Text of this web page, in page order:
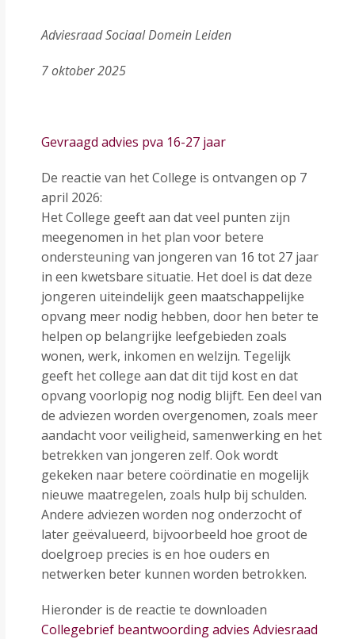
Adviesraad Sociaal Domein Leiden
7 oktober 2025
Gevraagd advies pva 16-27 jaar
De reactie van het College is ontvangen op 7
april 2026:
Het College geeft aan dat veel punten zijn
meegenomen in het plan voor betere
ondersteuning van jongeren van 16 tot 27 jaar
in een kwetsbare situatie. Het doel is dat deze
jongeren uiteindelijk geen maatschappelijke
opvang meer nodig hebben, door hen beter te
helpen op belangrijke leefgebieden zoals
wonen, werk, inkomen en welzijn. Tegelijk
geeft het college aan dat dit tijd kost en dat
opvang voorlopig nog nodig blijft. Een deel van
de adviezen worden overgenomen, zoals meer
aandacht voor veiligheid, samenwerking en het
betrekken van jongeren zelf. Ook wordt
gekeken naar betere coördinatie en mogelijk
nieuwe maatregelen, zoals hulp bij schulden.
Andere adviezen worden nog onderzocht of
later geëvalueerd, bijvoorbeeld hoe groot de
doelgroep precies is en hoe ouders en
netwerken beter kunnen worden betrokken.
Hieronder is de reactie te downloaden
Collegebrief beantwoording advies Adviesraad